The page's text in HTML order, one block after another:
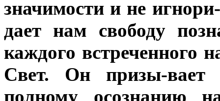
значимости и не
дает нам свободу
каждого
Свет. Он призы-вает
полному осознанию